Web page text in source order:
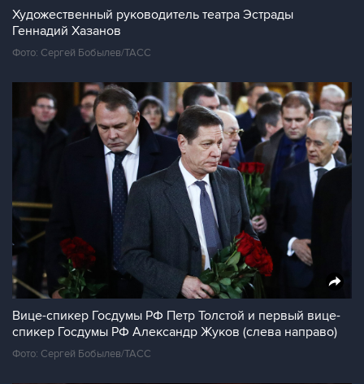
Художественный руководитель театра Эстрады
Геннадий Хазанов
Фото: Сергей Бобылев/ТАСС
Вице-спикер Госдумы РФ Петр Толстой и первый вице-
спикер Госдумы РФ Александр Жуков (слева направо)
Фото: Сергей Бобылев/ТАСС